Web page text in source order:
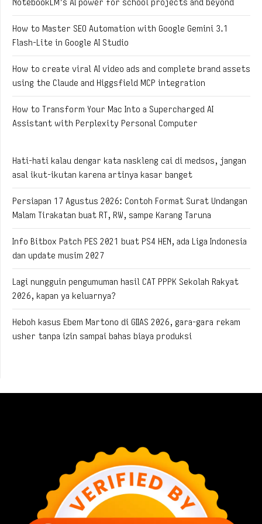
How to Master SEO Automation with Google Gemini 3.1
Flash-Lite in Google AI Studio
How to create viral AI video ads and complete brand assets
using the Claude and Higgsfield MCP integration
How to Transform Your Mac Into a Supercharged AI
Assistant with Perplexity Personal Computer
Hati-hati kalau dengar kata naskleng cai di medsos, jangan
asal ikut-ikutan karena artinya kasar banget
Persiapan 17 Agustus 2026: Contoh Format Surat Undangan
Malam Tirakatan buat RT, RW, sampe Karang Taruna
Info Bitbox Patch PES 2021 buat PS4 HEN, ada Liga Indonesia
dan update musim 2027
Lagi nungguin pengumuman hasil CAT PPPK Sekolah Rakyat
2026, kapan ya keluarnya?
Heboh kasus Ebem Martono di GIIAS 2026, gara-gara rekam
usher tanpa izin sampai bahas biaya produksi